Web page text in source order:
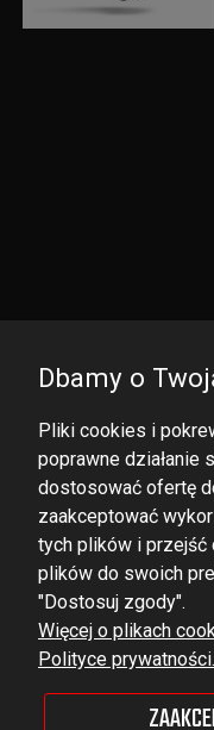
DOMINATOR GROUP Sp. z o.o.
Ludowa 59, 43-514 Kaniów,
POLAND
VAT ID No.: 6521751083
Dbamy o
Pliki cookies i
poprawne działanie
dostosować ofertę
zaakceptować
tych plików i
plików do swoich
"Dostosuj zgody".
Więcej o plikach
Polityce prywatności.